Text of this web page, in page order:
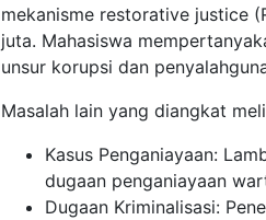
mekanisme restorative justice
juta. Mahasiswa
unsur korupsi dan
Masalah lain yang diangkat
Kasus Penganiayaan:
dugaan penganiayaan
Dugaan Kriminalisasi: